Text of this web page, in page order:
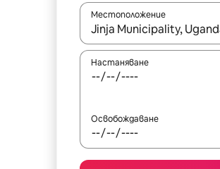
Местоположение
Когато резултатите се
Настаняване
Освобождаване